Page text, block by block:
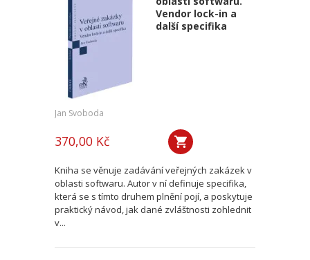
Vendor lock-in a
další specifika
Jan Svoboda
370,00 Kč
Kniha se věnuje zadávání veřejných zakázek v
oblasti softwaru. Autor v ní definuje specifika,
která se s tímto druhem plnění pojí, a poskytuje
praktický návod, jak dané zvláštnosti zohlednit
v...